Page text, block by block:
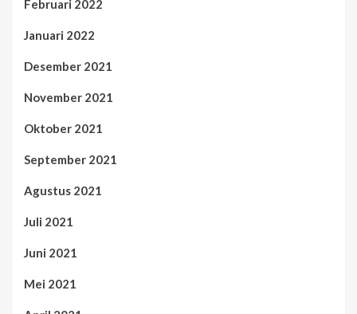
Februari 2022
Januari 2022
Desember 2021
November 2021
Oktober 2021
September 2021
Agustus 2021
Juli 2021
Juni 2021
Mei 2021